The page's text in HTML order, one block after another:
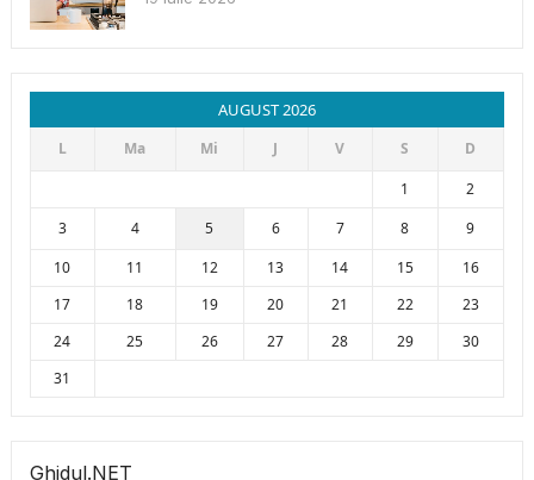
AUGUST 2026
L Ma Mi J V S
D
1
2
3
4 5 6 7 8
9
10
11 12 13 14 15
16
17
18 19 20 21 22
23
24
25 26 27 28 29
30
31
Ghidul.NET